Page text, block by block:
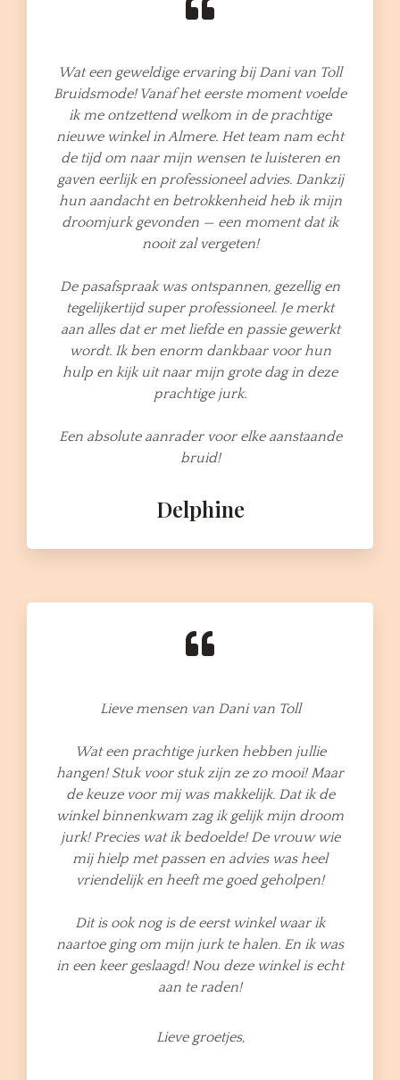
Wat een geweldige ervaring bij Dani van Toll
Bruidsmode! Vanaf het eerste moment voelde
ik me ontzettend welkom in de prachtige
nieuwe winkel in Almere. Het team nam echt
de tijd om naar mijn wensen te luisteren en
gaven eerlijk en professioneel advies. Dankzij
hun aandacht en betrokkenheid heb ik mijn
droomjurk gevonden — een moment dat ik
nooit zal vergeten!
De pasafspraak was ontspannen, gezellig en
tegelijkertijd super professioneel. Je merkt
aan alles dat er met liefde en passie gewerkt
wordt. Ik ben enorm dankbaar voor hun
hulp en kijk uit naar mijn grote dag in deze
prachtige jurk.
Een absolute aanrader voor elke aanstaande
bruid!
Delphine
Lieve mensen van Dani van Toll
Wat een prachtige jurken hebben jullie
hangen! Stuk voor stuk zijn ze zo mooi! Maar
de keuze voor mij was makkelijk. Dat ik de
winkel binnenkwam zag ik gelijk mijn droom
jurk! Precies wat ik bedoelde! De vrouw wie
mij hielp met passen en advies was heel
vriendelijk en heeft me goed geholpen!
Dit is ook nog is de eerst winkel waar ik
naartoe ging om mijn jurk te halen. En ik was
in een keer geslaagd! Nou deze winkel is echt
aan te raden!
Lieve groetjes,